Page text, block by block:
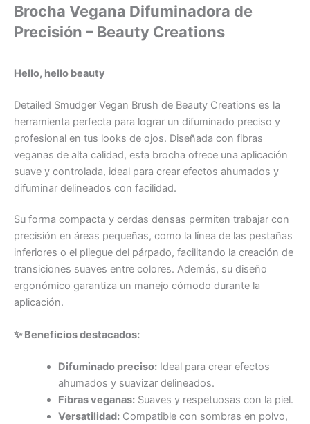
Brocha Vegana Difuminadora de
Precisión – Beauty Creations
Hello, hello beauty
Detailed Smudger Vegan Brush de Beauty Creations es la
herramienta perfecta para lograr un difuminado preciso y
profesional en tus looks de ojos. Diseñada con fibras
veganas de alta calidad, esta brocha ofrece una aplicación
suave y controlada, ideal para crear efectos ahumados y
difuminar delineados con facilidad.
Su forma compacta y cerdas densas permiten trabajar con
precisión en áreas pequeñas, como la línea de las pestañas
inferiores o el pliegue del párpado, facilitando la creación de
transiciones suaves entre colores. Además, su diseño
ergonómico garantiza un manejo cómodo durante la
aplicación.
✨ Beneficios destacados:
Difuminado preciso:Ideal para crear efectos
ahumados y suavizar delineados.
Fibras veganas:Suaves y respetuosas con la piel.
Versatilidad:Compatible con sombras en polvo,